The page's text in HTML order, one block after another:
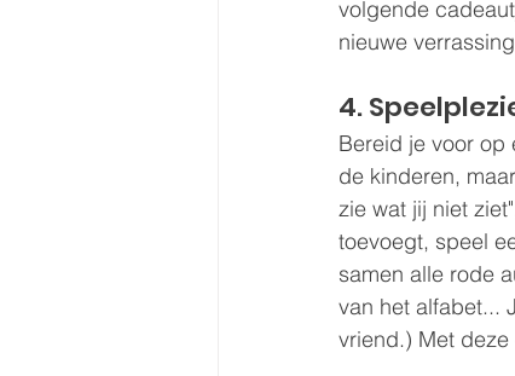
volgende
nieuwe
4.
Bereid je voor op
de kinderen,
zie wat jij niet
toevoegt, speel
samen alle rode
van het alfabet...
vriend.) Met